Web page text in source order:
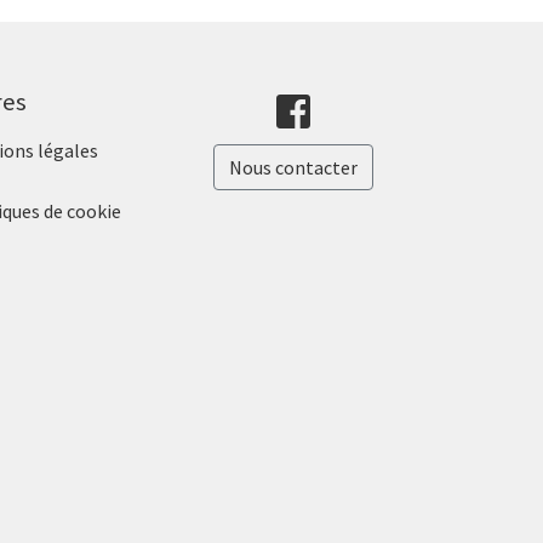
légales
de cookie
Nous contacter